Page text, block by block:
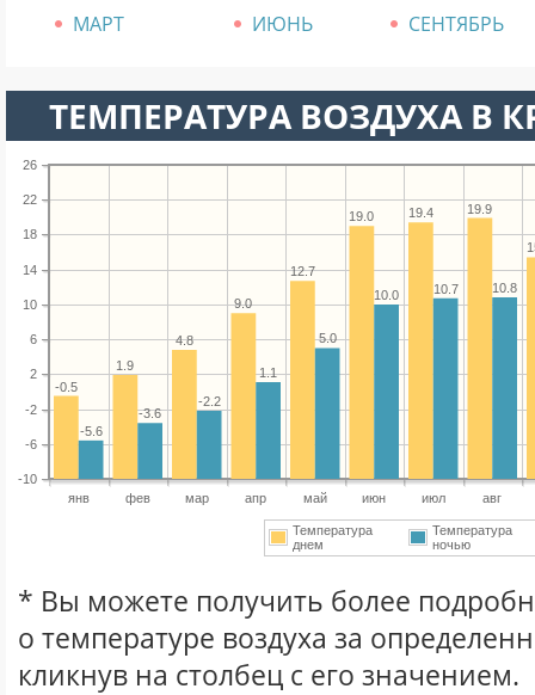
МАРТ
ИЮНЬ СЕНТЯБРЬ
ТЕМПЕРАТУРА ВОЗДУХА В
янв фев мар апр май июн июл авг
-10
-6
-2
2
6
10
14
18
22
26
19.9
19.4
19.0
12.7
9.0
4.8
1.9
-0.5
10.8
10.7
10.0
5.0
1.1
-2.2
-3.6
-5.6
Температура
днем
Температура
ночью
* Вы можете получить более
о температуре воздуха за
кликнув на столбец с его значением.